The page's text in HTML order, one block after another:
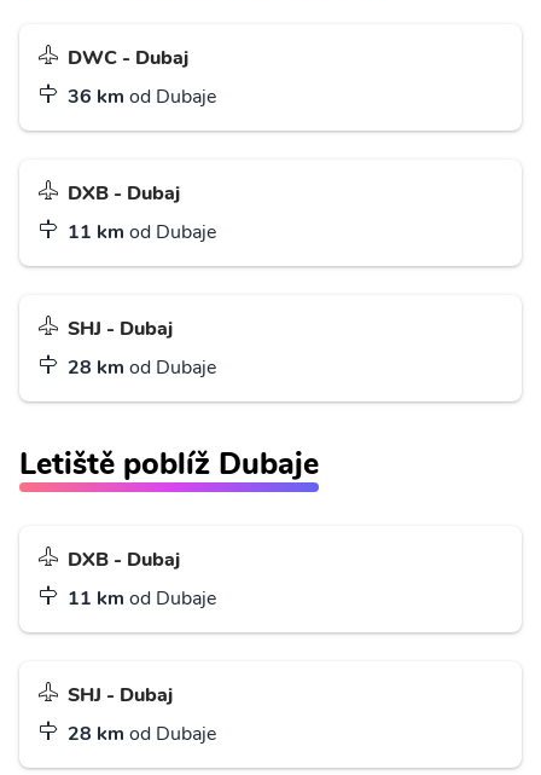
DWC - Dubaj
36 km od Dubaje
DXB - Dubaj
11 km od Dubaje
SHJ - Dubaj
28 km od Dubaje
Letiště poblíž Dubaje
DXB - Dubaj
11 km od Dubaje
SHJ - Dubaj
28 km od Dubaje